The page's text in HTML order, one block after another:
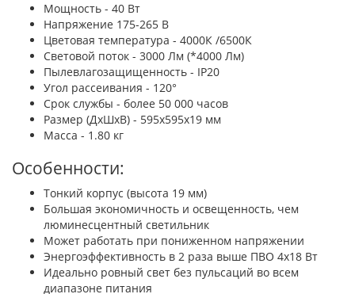
Мощность - 40 Вт
Напряжение 175-265 В
Цветовая температура - 4000К /6500К
Световой поток - 3000 Лм (*4000 Лм)
Пылевлагозащищенность - IP20
Угол рассеивания - 120°
Срок службы - более 50 000 часов
Размер (ДxШxВ) - 595x595x19 мм
Масса - 1.80 кг
Особенности:
Тонкий корпус (высота 19 мм)
Большая экономичность и освещенность, чем
люминесцентный светильник
Может работать при пониженном напряжении
Энергоэффективность в 2 раза выше ПВО 4x18 Вт
Идеально ровный свет без пульсаций во всем
диапазоне питания